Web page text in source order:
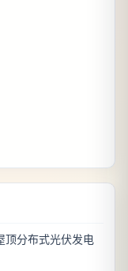
顶分布式光伏发电